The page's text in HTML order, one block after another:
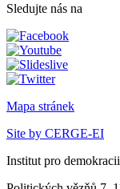
Sledujte nás na
Mapa stránek
Site by CERGE-EI
Institut pro